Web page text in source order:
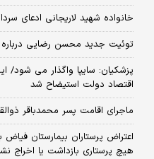
خانواده شهید لاریجانی ادعای
توئیت جدید محسن رضایی درباره
پزشکیان: سایپا واگذار می شود/
اقتصاد دولت استیضاح شد
ماجرای اقامت پسر محمدباقر
اعتراض پرستاران بیمارستان
هیچ پرستاری بازداشت یا اخراج